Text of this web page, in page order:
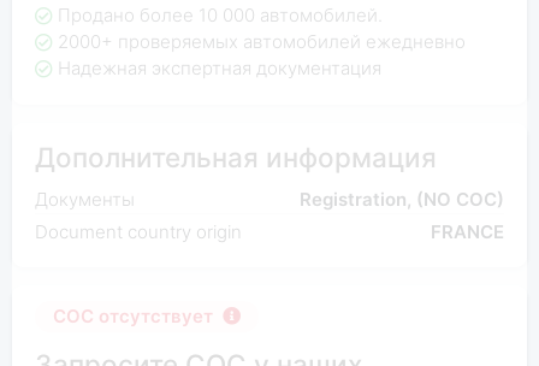
Продано более 10 000 автомобилей.
2000+ проверяемых автомобилей ежедневно
Надежная экспертная документация
Дополнительная информация
Документы
Registration, (NO COC)
Document country origin
FRANCE
COC отсутствует